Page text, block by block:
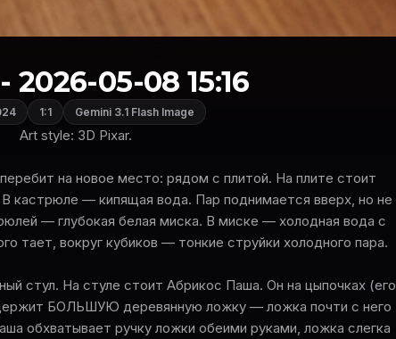
2026-05-08 15:16
1:1 Gemini 3.1 Flash Image
Art style: 3D Pixar.
на новое место: рядом с плитой. На плите стоит
кастрюле — кипящая вода. Пар поднимается вверх, но не
— глубокая белая миска. В миске — холодная вода с
тает, вокруг кубиков — тонкие струйки холодного пара.
стул. На стуле стоит Абрикос Паша. Он на цыпочках (его
БОЛЬШУЮ деревянную ложку — ложка почти с него
обхватывает ручку ложки обеими руками, ложка слегка